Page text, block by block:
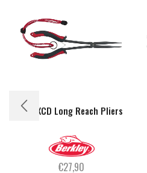
11in XCD Long Reach Pliers
€27,90